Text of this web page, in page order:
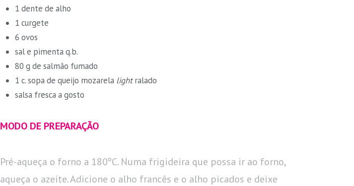
1 dente de alho
1 curgete
6 ovos
sal e pimenta q.b.
80 g de salmão fumado
1 c. sopa de queijo mozarela lightralado
salsa fresca a gosto
MODO DE PREPARAÇÃO
Pré-aqueça o forno a 180ºC. Numa frigideira que possa ir ao forno,
aqueça o azeite. Adicione o alho francês e o alho picados e deixe